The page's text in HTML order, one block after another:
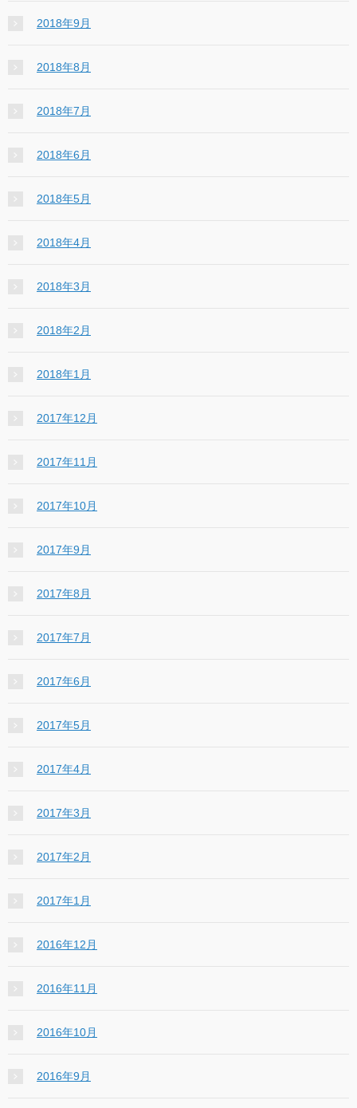
2018年9月
2018年8月
2018年7月
2018年6月
2018年5月
2018年4月
2018年3月
2018年2月
2018年1月
2017年12月
2017年11月
2017年10月
2017年9月
2017年8月
2017年7月
2017年6月
2017年5月
2017年4月
2017年3月
2017年2月
2017年1月
2016年12月
2016年11月
2016年10月
2016年9月